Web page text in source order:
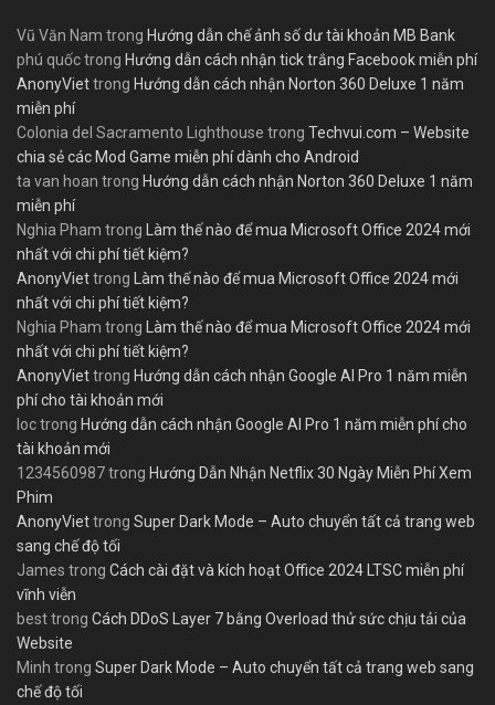
Vũ Văn Nam trong Hướng dẫn chế ảnh số dư tài khoản MB Bank
phú quốctrong Hướng dẫn cách nhận tick trắng Facebook miễn phí
AnonyViettrong Hướng dẫn cách nhận Norton 360 Deluxe 1 năm
miễn phí
Colonia del Sacramento Lighthouse trong Techvui.com – Website
chia sẻ các Mod Game miễn phí dành cho Android
ta van hoan trong Hướng dẫn cách nhận Norton 360 Deluxe 1 năm
miễn phí
Nghia Pham trong Làm thế nào để mua Microsoft Office 2024 mới
nhất với chi phí tiết kiệm?
AnonyViettrong Làm thế nào để mua Microsoft Office 2024 mới
nhất với chi phí tiết kiệm?
Nghia Pham trong Làm thế nào để mua Microsoft Office 2024 mới
nhất với chi phí tiết kiệm?
AnonyViettrong Hướng dẫn cách nhận Google AI Pro 1 năm miễn
phí cho tài khoản mới
loctrong Hướng dẫn cách nhận Google AI Pro 1 năm miễn phí cho
tài khoản mới
1234560987trong Hướng Dẫn Nhận Netflix 30 Ngày Miễn Phí Xem
Phim
AnonyViettrong Super Dark Mode – Auto chuyển tất cả trang web
sang chế độ tối
James trong Cách cài đặt và kích hoạt Office 2024 LTSC miễn phí
vĩnh viễn
besttrong Cách DDoS Layer 7 bằng Overload thử sức chịu tải của
Website
Minh trong Super Dark Mode – Auto chuyển tất cả trang web sang
chế độ tối